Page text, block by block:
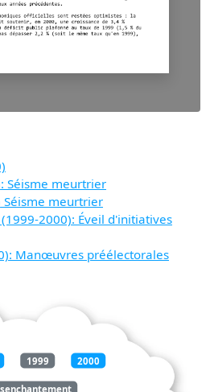
Séisme meurtrier
Séisme meurtrier
2000): Éveil d'initiatives
Manœuvres préélectorales
1999 2000